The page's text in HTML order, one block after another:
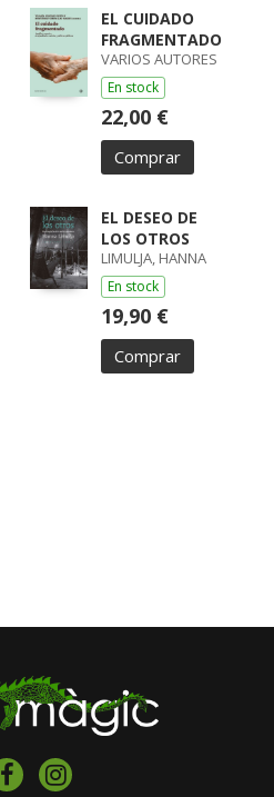
EL CUIDADO
FRAGMENTADO
VARIOS AUTORES
En stock
22,00 €
Comprar
EL DESEO DE
LOS OTROS
LIMULJA, HANNA
En stock
19,90 €
Comprar